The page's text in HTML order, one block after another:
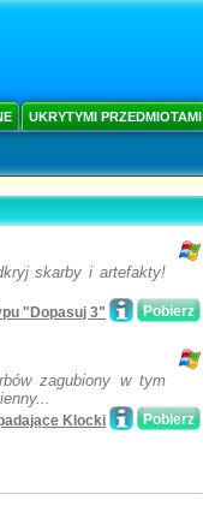
UKRYTYMI PRZEDMIOTAMI
skarby i artefakty!
Pobierz
"Dopasuj 3"
zagubiony w tym
Pobierz
Klocki